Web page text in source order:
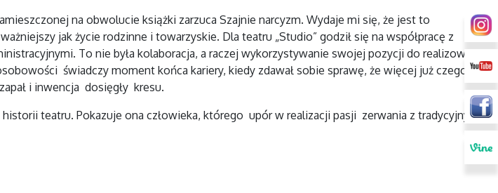
na obwolucie książki zarzuca Szajnie narcyzm. Wydaje mi się, że jest to
jak życie rodzinne i towarzyskie. Dla teatru „Studio” godził się na współpracę z
To nie była kolaboracja, a raczej wykorzystywanie swojej pozycji do realizowania
świadczy moment końca kariery, kiedy zdawał sobie sprawę, że więcej już czegoś
i inwencja dosięgły kresu.
teatru. Pokazuje ona człowieka, którego upór w realizacji pasji zerwania z tradycyjnym